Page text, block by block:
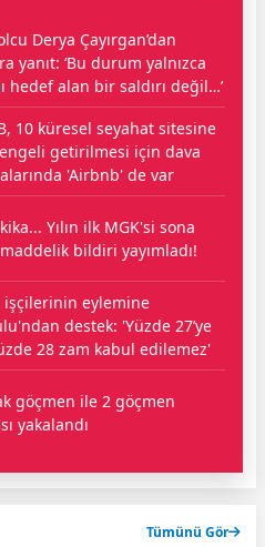
Derya Çayırgan’dan
yanıt: ‘Bu durum yalnızca
hedef alan bir saldırı değil…’
10 küresel seyahat sitesine
getirilmesi için dava
'Airbnb' de var
Yılın ilk MGK'si sona
bildiri yayımladı!
işçilerinin eylemine
destek: 'Yüzde 27’ye
28 zam kabul edilemez'
göçmen ile 2 göçmen
yakalandı
Tümünü Gör